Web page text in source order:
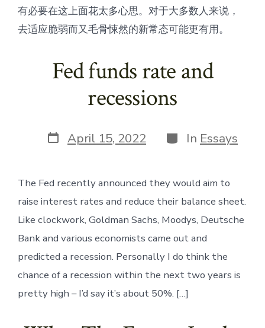
有必要在这上面花太多心思。对于大多数人来说，
去适应脆弱而又毛骨悚然的新常态可能更有用。
Fed funds rate and
recessions
Post
date
April 15, 2022 Categories
In Essays
The Fed recently announced they would aim to
raise interest rates and reduce their balance sheet.
Like clockwork, Goldman Sachs, Moodys, Deutsche
Bank and various economists came out and
predicted a recession. Personally I do think the
chance of a recession within the next two years is
pretty high – I’d say it’s about 50%. […]